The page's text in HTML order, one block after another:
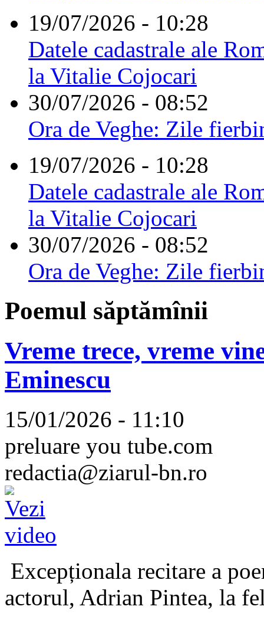
19/07/2026 - 10:28
Datele cadastrale ale
la Vitalie Cojocari
30/07/2026 - 08:52
Ora de Veghe: Zile
19/07/2026 - 10:28
Datele cadastrale ale
la Vitalie Cojocari
30/07/2026 - 08:52
Ora de Veghe: Zile
Poemul săptămînii
Vreme trece, vreme
Eminescu
15/01/2026 - 11:10
preluare you tube.com
redactia@ziarul-bn.ro
Excepționala recitare a
actorul, Adrian Pintea, la